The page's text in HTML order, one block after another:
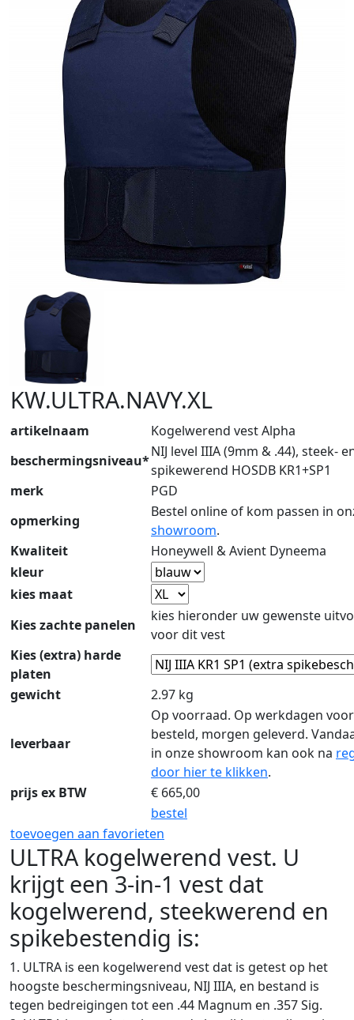
KW.ULTRA.NAVY.XL
artikelnaam
Kogelwerend vest Alpha
beschermingsniveau*
NIJ level IIIA (9mm & .44), steek-
spikewerend HOSDB KR1+SP1
merk
PGD
opmerking
Bestel online of kom passen in
showroom.
Kwaliteit
Honeywell & Avient Dyneema
kleur
kies maat
Kies zachte panelen
kies hieronder uw gewenste
voor dit vest
Kies (extra) harde
platen
gewicht
2.97 kg
leverbaar
Op voorraad. Op werkdagen
besteld, morgen geleverd.
in onze showroom kan ook na
door hier te klikken.
prijs ex BTW
€ 665,00
bestel
toevoegen aan favorieten
ULTRA kogelwerend vest. U
krijgt een 3-in-1 vest dat
kogelwerend, steekwerend en
spikebestendig is:
1. ULTRA is een kogelwerend vest dat is getest op het
hoogste beschermingsniveau, NIJ IIIA, en bestand is
tegen bedreigingen tot een .44 Magnum en .357 Sig.